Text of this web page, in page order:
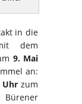
in die
dem
9. Mai
an:
Uhr zum
Bürener